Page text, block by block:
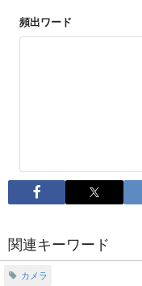
頻出ワード
関連キーワード
カメラ